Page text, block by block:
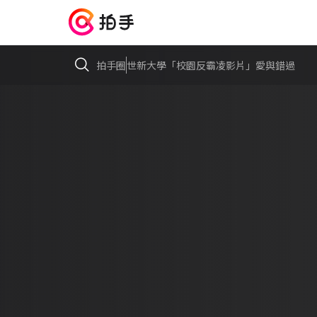
拍手圈世新大學「校園反霸凌影片」愛與錯過